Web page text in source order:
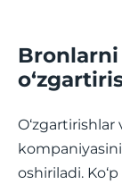
oshiriladi.